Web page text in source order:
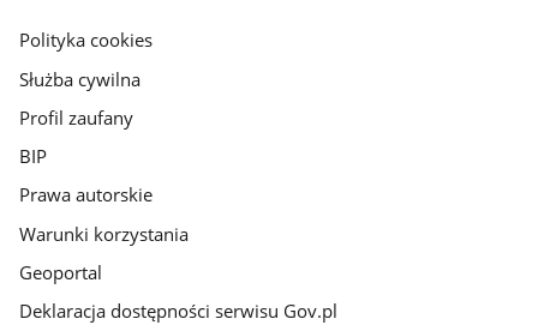
gov.pl
Polityka cookies
Służba cywilna
Profil zaufany
BIP
Prawa autorskie
Warunki korzystania
Geoportal
Deklaracja dostępności serwisu Gov.pl